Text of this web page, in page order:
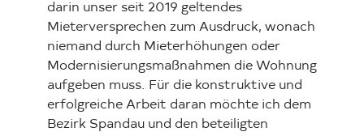
darin unser seit 2019 geltendes
Mieterversprechen zum Ausdruck, wonach
niemand durch Mieterhöhungen oder
Modernisierungsmaßnahmen die Wohnung
aufgeben muss. Für die konstruktive und
erfolgreiche Arbeit daran möchte ich dem
Bezirk Spandau und den beteiligten